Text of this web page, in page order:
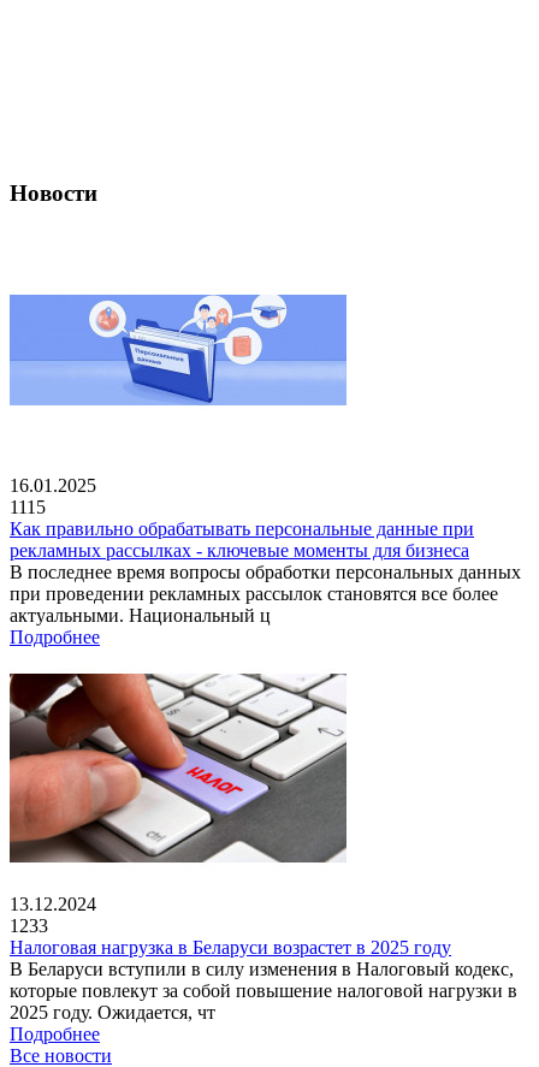
Новости
16.01.2025
1115
Как правильно обрабатывать персональные данные при
рекламных рассылках - ключевые моменты для бизнеса
В последнее время вопросы обработки персональных данных
при проведении рекламных рассылок становятся все более
актуальными. Национальный ц
Подробнее
13.12.2024
1233
Налоговая нагрузка в Беларуси возрастет в 2025 году
В Беларуси вступили в силу изменения в Налоговый кодекс,
которые повлекут за собой повышение налоговой нагрузки в
2025 году. Ожидается, чт
Подробнее
Все новости